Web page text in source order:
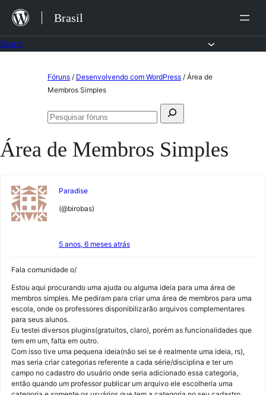
para
o
Brasil
Fóruns / Desenvolvendo com WordPress / Área de
Membros Simples
Pesquisar
Pesquisar
Área de Membros Simples
Paradise
(@birobas)
5 anos, 6 meses atrás
Fala comunidade o/
Estou aqui procurando uma ajuda ou alguma ideia para uma área de
membros simples. Me pediram para criar uma área de membros para uma
escola, onde os professores disponibilizarão arquivos complementares
para seus alunos.
Eu testei diversos plugins(gratuitos, claro), porém as funcionalidades que
tem em um, falta em outro.
Com isso tive uma pequena ideia(não sei se é realmente uma ideia, rs),
mas seria criar categorias referente a cada série/disciplina e ter um
campo no cadastro do usuário onde seria adicionado essa categoria,
então quando um professor publicar um arquivo ele escolheria uma